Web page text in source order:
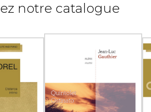
notre catalogue